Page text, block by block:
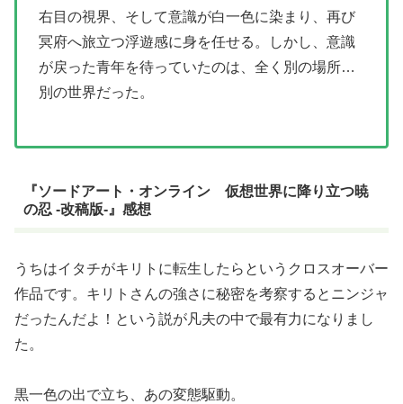
右目の視界、そして意識が白一色に染まり、再び
冥府へ旅立つ浮遊感に身を任せる。しかし、意識
が戻った青年を待っていたのは、全く別の場所…
別の世界だった。
『ソードアート・オンライン 仮想世界に降り立つ暁
の忍 -改稿版-』感想
うちはイタチがキリトに転生したらというクロスオーバー
作品です。キリトさんの強さに秘密を考察するとニンジャ
だったんだよ！という説が凡夫の中で最有力になりまし
た。
黒一色の出で立ち、あの変態駆動。